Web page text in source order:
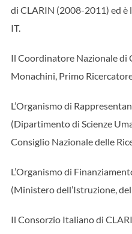
di CLARIN (2008-2011) ed è
IT.
Il Coordinatore Nazionale di
Monachini, Primo
L’Organismo di
(Dipartimento di Scienze
Consiglio Nazionale delle
L’Organismo di
(Ministero dell’Istruzione,
Il Consorzio Italiano di